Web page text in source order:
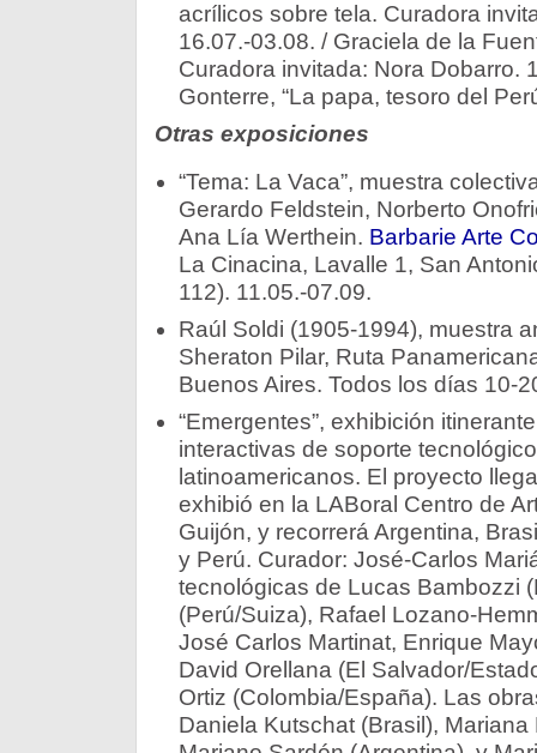
acrílicos sobre tela. Curadora
16.07.-03.08. / Graciela de la
Curadora invitada: Nora Dobarro.
Gonterre, “La papa, tesoro del
Otras exposiciones
“Tema: La Vaca”, muestra
Gerardo Feldstein, Norberto
Ana Lía Werthein. Barbarie Arte
La Cinacina, Lavalle 1, San
112). 11.05.-07.09.
Raúl Soldi (1905-1994), muestra
Sheraton Pilar, Ruta
Buenos Aires. Todos los días 10-
“Emergentes”, exhibición
interactivas de soporte
latinoamericanos. El proyecto
exhibió en la LABoral Centro de
Guijón, y recorrerá Argentina,
y Perú. Curador: José-Carlos
tecnológicas de Lucas Bambozzi
(Perú/Suiza), Rafael Lozano-
José Carlos Martinat, Enrique
David Orellana (El Salvador/
Ortiz (Colombia/España). Las
Daniela Kutschat (Brasil),